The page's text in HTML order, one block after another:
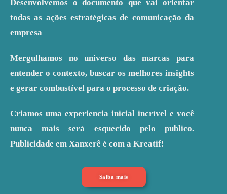
Desenvolvemos o documento que vai orientar
todas as ações estratégicas de comunicação da
empresa
Mergulhamos no universo das marcas para
entender o contexto, buscar os melhores insights
e gerar combustível para o processo de criação.
Criamos uma experiencia inicial incrível e você
nunca mais será esquecido pelo publico.
Publicidade em Xanxerê é com a Kreatif!
Saiba mais